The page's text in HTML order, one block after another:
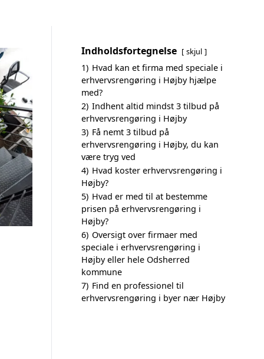
Indholdsfortegnelse skjul
1) Hvad kan et firma med speciale i
erhvervsrengøring i Højby hjælpe
med?
2) Indhent altid mindst 3 tilbud på
erhvervsrengøring i Højby
3) Få nemt 3 tilbud på
erhvervsrengøring i Højby, du kan
være tryg ved
4) Hvad koster erhvervsrengøring i
Højby?
5) Hvad er med til at bestemme
prisen på erhvervsrengøring i
Højby?
6) Oversigt over firmaer med
speciale i erhvervsrengøring i
Højby eller hele Odsherred
kommune
7) Find en professionel til
erhvervsrengøring i byer nær Højby